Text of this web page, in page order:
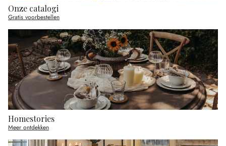
Onze catalogi
Gratis voorbestellen
Homestories
Meer ontdekken